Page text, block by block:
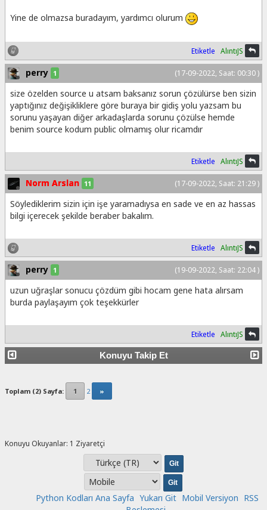
Yine de olmazsa buradayım, yardımcı olurum
Etiketle AlıntıJS
(17-09-2022, Saat: 00:30 )
perry 1
size özelden source u atsam baksanız sorun çözülürse ben sizin
yaptığınız değişikliklere göre buraya bir gidiş yolu yazsam bu
sorunu yaşayan diğer arkadaşlarda sorunu çözülse hemde
benim source kodum public olmamış olur ricamdır
Etiketle AlıntıJS
(17-09-2022, Saat: 21:29 )
Norm Arslan 11
Söylediklerim sizin için işe yaramadıysa en sade ve en az hassas
bilgi içerecek şekilde beraber bakalım.
Etiketle AlıntıJS
(19-09-2022, Saat: 22:04 )
perry 1
uzun uğraşlar sonucu çözdüm gibi hocam gene hata alırsam
burda paylaşayım çok teşekkürler
Etiketle AlıntıJS
Konuyu Takip Et
Toplam (2) Sayfa: 1 2 »
Konuyu Okuyanlar: 1 Ziyaretçi
Python Kodları Ana Sayfa Yukarı Git Mobil Versiyon RSS